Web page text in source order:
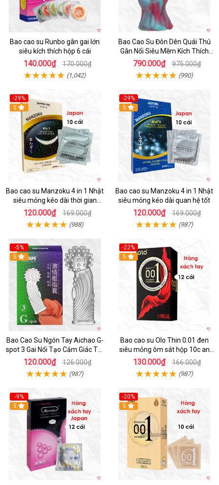
Bao cao su Runbo gân gai lớn
siêu kích thích hộp 6 cái
140.000₫ 170.000₫
(1,042)
Bao Cao Su Đôn Dên Quái Thú
Gân Nổi Siêu Mềm Kích Thích
Tột Đỉnh
790.000₫ 975.000₫
(990)
-29%
5
Bao cao su Manzoku 4 in 1 Nhật
siêu mỏng kéo dài thời gian
chính hãng
120.000₫ 169.000₫
(988)
-29%
5
Bao cao su Manzoku 4 in 1 Nhật
siêu mỏng kéo dài quan hệ tốt
120.000₫ 169.000₫
(987)
-5%
5
Bao Cao Su Ngón Tay Aichao G-
spot 3 Gai Nổi Tạo Cảm Giác Tột
Đỉnh
120.000₫ 126.000₫
(987)
-22%
5
Bao cao su Olo Thin 0.01 đen
siêu mỏng ôm sát hộp 10c an
toàn
130.000₫ 166.000₫
(987)
-9%
5
-20%
5